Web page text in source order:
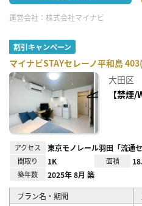
運営会社： 株式会社マイナビ
割引キャンペーン
マイナビSTAYセレーノ平和島
大田区
【禁煙/
アクセス 東京モノレール羽田「流通
間取り 1K 面積
築年数 2025年 8月 築
プラン名・期間